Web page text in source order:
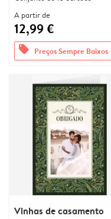
A partir de
12,99 €
offers Preços Sempre Baixos
Vinhas de casamento